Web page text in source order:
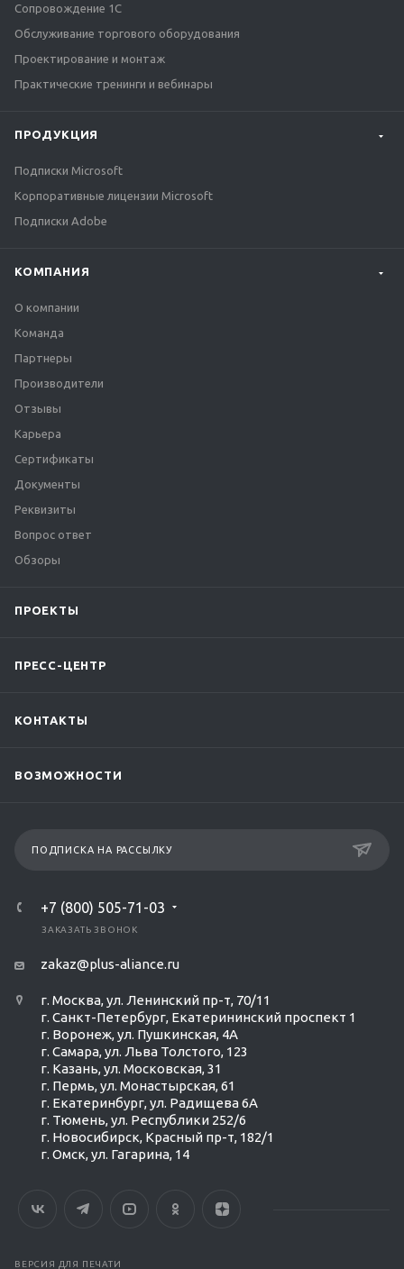
Сопровождение 1С
Обслуживание торгового оборудования
Проектирование и монтаж
Практические тренинги и вебинары
ПРОДУКЦИЯ
Подписки Microsoft
Корпоративные лицензии Microsoft
Подписки Adobe
КОМПАНИЯ
О компании
Команда
Партнеры
Производители
Отзывы
Карьера
Сертификаты
Документы
Реквизиты
Вопрос ответ
Обзоры
ПРОЕКТЫ
ПРЕСС-ЦЕНТР
КОНТАКТЫ
ВОЗМОЖНОСТИ
ПОДПИСКА НА РАССЫЛКУ
+7 (800) 505-71-03
ЗАКАЗАТЬ ЗВОНОК
zakaz@plus-aliance.ru
г. Москва, ул. Ленинский пр-т, 70/11
г. Санкт-Петербург, Екатерининский проспект 1
г. Воронеж, ул. Пушкинская, 4А
г. Самара, ул. Льва Толстого, 123
г. Казань, ул. Московская, 31
г. Пермь, ул. Монастырская, 61
г. Екатеринбург, ул. Радищева 6А
г. Тюмень, ул. Республики 252/6
г. Новосибирск, Красный пр-т, 182/1
г. Омск, ул. ​Гагарина, 14
ВЕРСИЯ ДЛЯ ПЕЧАТИ